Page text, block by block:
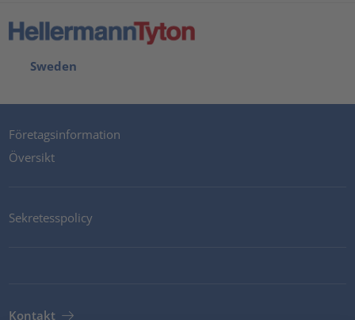
Sweden
Företagsinformation
Översikt
Sekretesspolicy
Kontakt